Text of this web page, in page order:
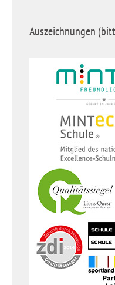
Auszeichnungen